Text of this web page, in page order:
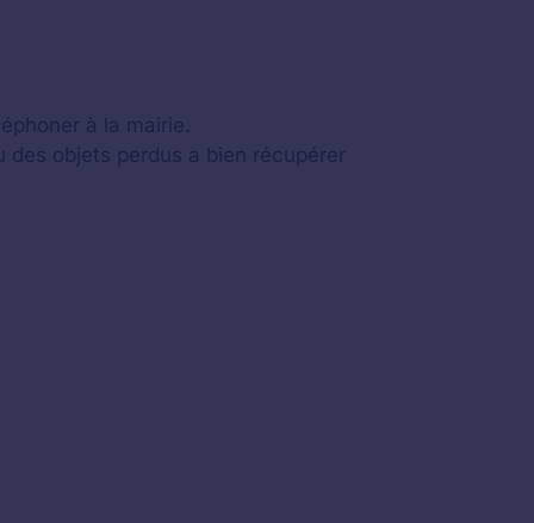
à la mairie.
objets perdus a bien récupérer